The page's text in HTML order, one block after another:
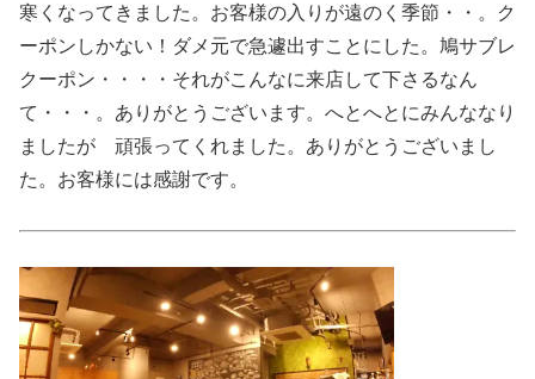
寒くなってきました。お客様の入りが遠のく季節・・。ク
ーポンしかない！ダメ元で急遽出すことにした。鳩サブレ
クーポン・・・・それがこんなに来店して下さるなん
て・・・。ありがとうございます。へとへとにみんななり
ましたが 頑張ってくれました。ありがとうございまし
た。お客様には感謝です。